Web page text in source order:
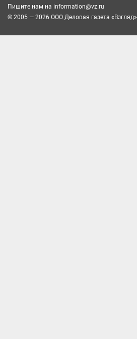
Пишите нам на information@vz.ru
© 2005 — 2026 ООО Деловая газета «Взгляд»